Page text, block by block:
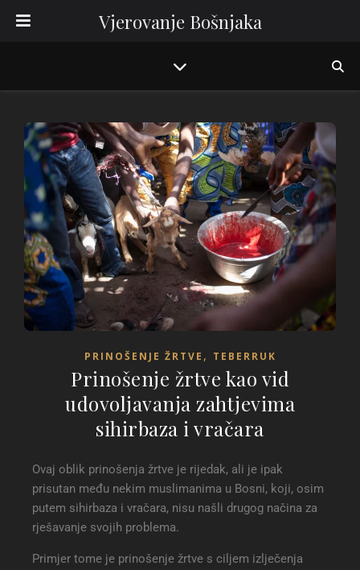
Vjerovanje Bošnjaka
PRINOŠENJE ŽRTVE , TEBERRUK
Prinošenje žrtve kao vid
udovoljavanja zahtjevima
sihirbaza i vračara
Ovaj oblik prinošenja žrtve je rijedak, ali je ipak
prisutan među nekim muslimanima u Bosni, koji, osim
putem sihirbaza i vračara, nisu našli drugog načina za
rješavanje svojih problema.
Primjer tome je prinošenje žrtve s ciljem izlječenja